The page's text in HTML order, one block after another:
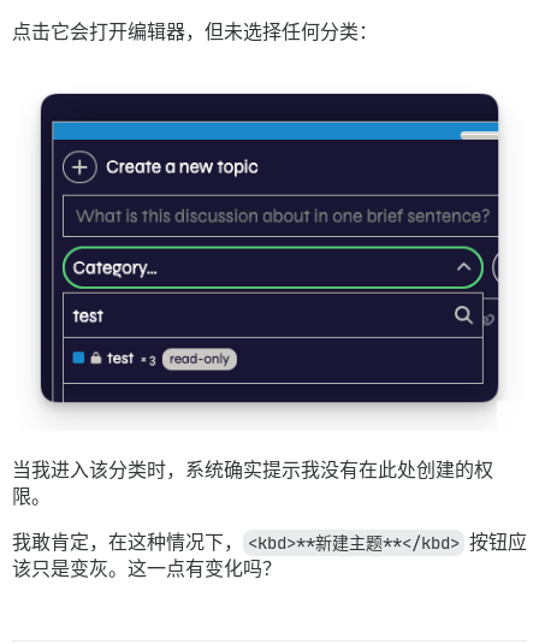
点击它会打开编辑器，但未选择任何分类：
当我进入该分类时，系统确实提示我没有在此处创建的权
限。
我敢肯定，在这种情况下， <kbd>**新建主题**</kbd> 按钮应
该只是变灰。这一点有变化吗？